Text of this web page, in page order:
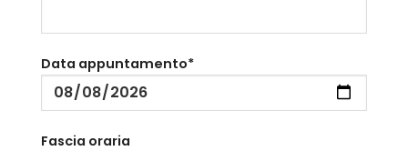
Data appuntamento*
Fascia oraria